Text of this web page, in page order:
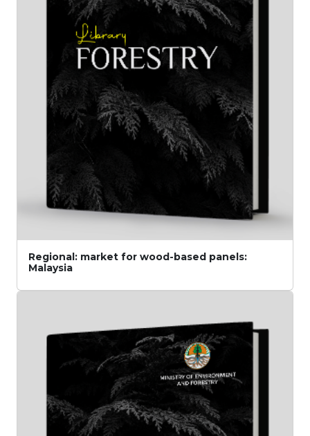
Regional: market for wood-based panels:
Malaysia